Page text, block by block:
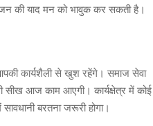
की याद मन को भावुक कर सकती है।
कार्यशैली से खुश रहेंगे। समाज सेवा
सीख आज काम आएगी। कार्यक्षेत्र में कोई
बरतना जरूरी होगा।